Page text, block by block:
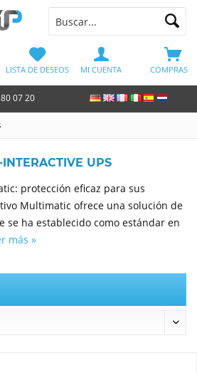
80 07 20
COMPRAS
LISTA DE DESEOS MI CUENTA
UPS
protección eficaz para sus
Multimatic ofrece una solución de
se ha establecido como estándar en
más »